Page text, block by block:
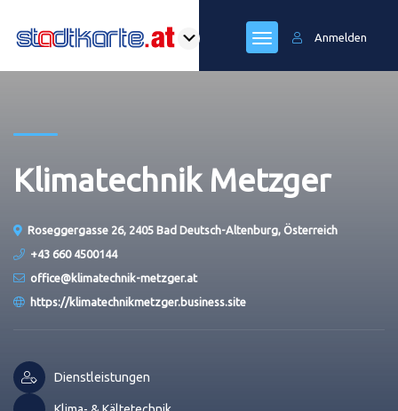
Anmelden
Klimatechnik Metzger
Roseggergasse 26, 2405 Bad Deutsch-Altenburg, Österreich
+43 660 4500144
office@klimatechnik-metzger.at
https://klimatechnikmetzger.business.site
Dienstleistungen